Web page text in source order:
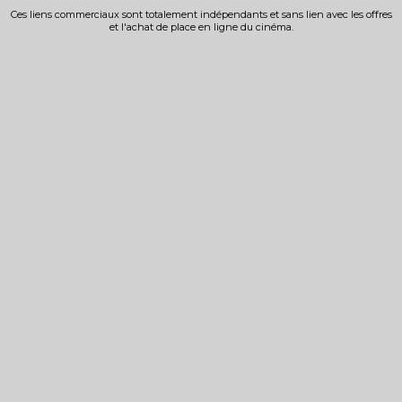
Ces liens commerciaux sont totalement indépendants et sans lien avec les offres
et l'achat de place en ligne du cinéma.